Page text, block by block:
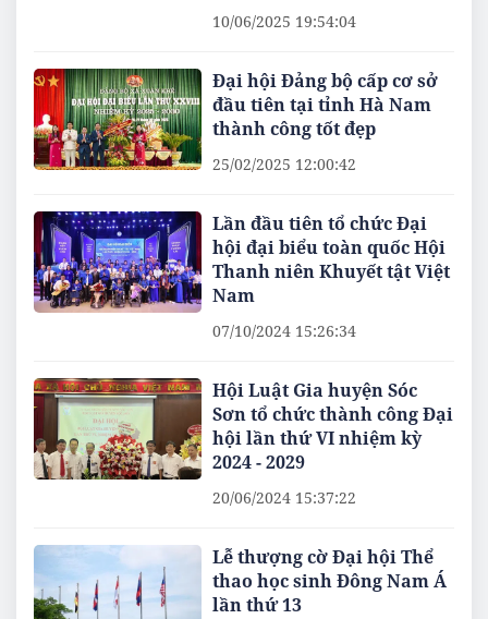
10/06/2025 19:54:04
Đại hội Đảng bộ cấp cơ sở
đầu tiên tại tỉnh Hà Nam
thành công tốt đẹp
25/02/2025 12:00:42
Lần đầu tiên tổ chức Đại
hội đại biểu toàn quốc Hội
Thanh niên Khuyết tật Việt
Nam
07/10/2024 15:26:34
Hội Luật Gia huyện Sóc
Sơn tổ chức thành công Đại
hội lần thứ VI nhiệm kỳ
2024 - 2029
20/06/2024 15:37:22
Lễ thượng cờ Đại hội Thể
thao học sinh Đông Nam Á
lần thứ 13